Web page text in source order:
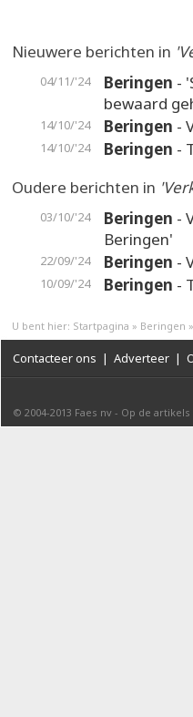
Nieuwere berichten in
04/11/'24 Beringen -
bewaard
14/10/'24 Beringen -
14/10/'24 Beringen -
Oudere berichten in
03/10/'24 Beringen -
Beringen'
22/09/'24 Beringen -
10/09/'24 Beringen -
U bent hier: Startpagina » Beringen »
Contacteer ons | Adverteer |
© 2004-2013 Faes nv - Op de